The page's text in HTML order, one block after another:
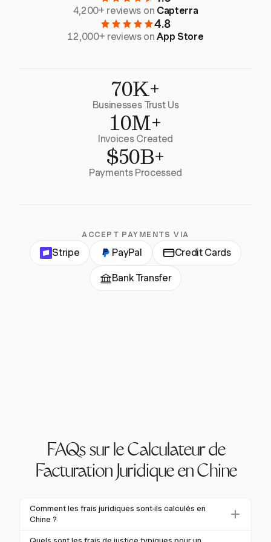
4,200+ reviews on Capterra
4.8
12,000+ reviews onApp Store
70K+
Businesses Trust Us
10M+
Invoices Created
$50B+
Payments Processed
ACCEPT PAYMENTS VIA
Stripe PayPal Credit Cards
Bank Transfer
FAQs sur le Calculateur de
Facturation Juridique en Chine
Comment les frais juridiques sont-ils calculés en
Chine ?
Les frais juridiques en Chine sont souvent calculés